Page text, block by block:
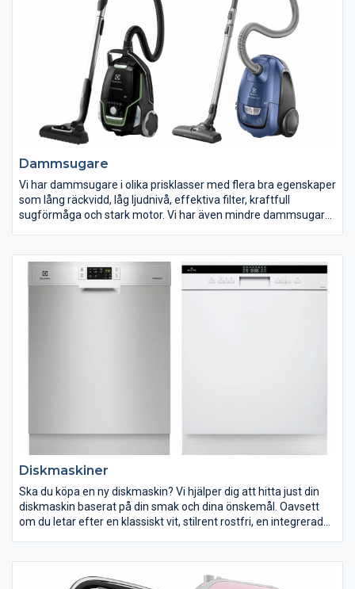
Dammsugare
Vi har dammsugare i olika prisklasser med flera bra egenskaper
som lång räckvidd, låg ljudnivå, effektiva filter, kraftfull
sugförmåga och stark motor. Vi har även mindre dammsugare
maskin till. Här hittar du vårt utbud av köksmaskiner. Med en
köksmaskin blir jobbet i köket både enklare och roligare. Hitta
din köksmaskin på ELON.se.
Diskmaskiner
Ska du köpa en ny diskmaskin? Vi hjälper dig att hitta just din
diskmaskin baserat på din smak och dina önskemål. Oavsett
om du letar efter en klassiskt vit, stilrent rostfri, en integrerad
Behöver du hjälp med att installera din diskmaskin? Vi har